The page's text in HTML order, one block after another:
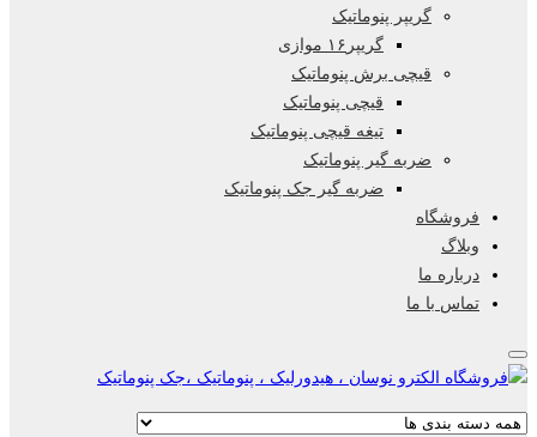
گریپر پنوماتیک
گریپر۱۶ موازی
قیچی برش پنوماتیک
قیچی پنوماتیک
تیغه قیچی پنوماتیک
ضربه گیر پنوماتیک
ضربه گیر جک پنوماتیک
فروشگاه
وبلاگ
درباره ما
تماس با ما